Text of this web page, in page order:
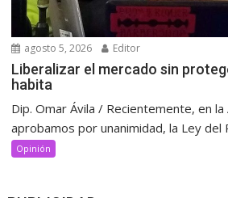
agosto 5, 2026 Editor
Liberalizar el mercado sin
habita
Dip. Omar Ávila / Recientemente, en la
aprobamos por unanimidad, la Ley del
Opinión